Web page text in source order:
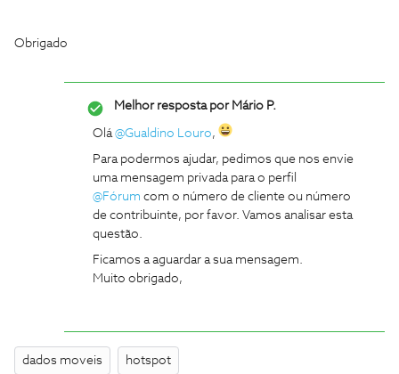
Obrigado
Melhor resposta porMário P.
Olá@Gualdino Louro,
Para podermos ajudar, pedimos que nos envie
uma mensagem privada para o perfil
@Fórum com o número de cliente ou número
de contribuinte, por favor. Vamos analisar esta
questão.
Ficamos a aguardar a sua mensagem.
Muito obrigado,
dados moveis hotspot